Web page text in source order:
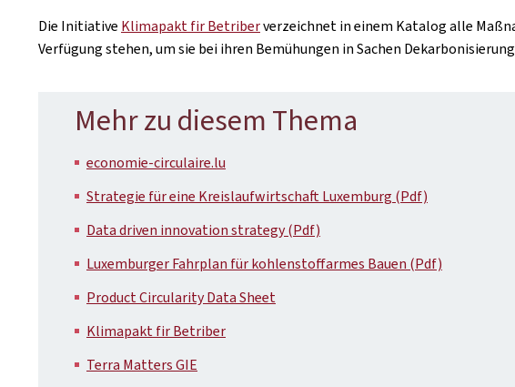
Die Initiative Klimapakt fir Betriberverzeichnet in einem Katalog alle
Verfügung stehen, um sie bei ihren Bemühungen in Sachen
Mehr zu diesem Thema
economie-circulaire.lu
Strategie für eine Kreislaufwirtschaft Luxemburg (Pdf)
Data driven innovation strategy (Pdf)
Luxemburger Fahrplan für kohlenstoffarmes Bauen (Pdf)
Product Circularity Data Sheet
Klimapakt fir Betriber
Terra Matters GIE